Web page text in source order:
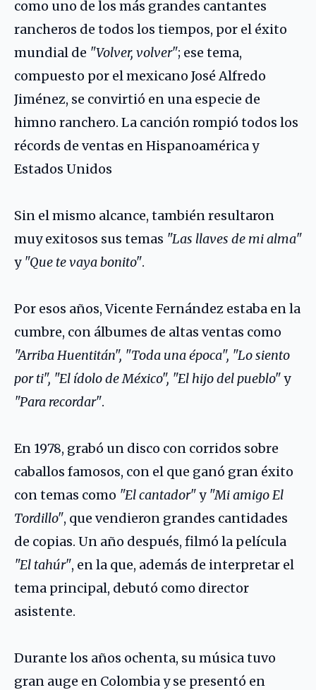
como uno de los más grandes cantantes
rancheros de todos los tiempos, por el éxito
mundial de "Volver, volver"; ese tema,
compuesto por el mexicano José Alfredo
Jiménez, se convirtió en una especie de
himno ranchero. La canción rompió todos los
récords de ventas en Hispanoamérica y
Estados Unidos
Sin el mismo alcance, también resultaron
muy exitosos sus temas "Las llaves de mi alma"
y "Que te vaya bonito".
Por esos años, Vicente Fernández estaba en la
cumbre, con álbumes de altas ventas como
"Arriba Huentitán", "Toda una época", "Lo siento
por ti", "El ídolo de México", "El hijo del pueblo"y
"Para recordar".
En 1978, grabó un disco con corridos sobre
caballos famosos, con el que ganó gran éxito
con temas como "El cantador"y "Mi amigo El
Tordillo", que vendieron grandes cantidades
de copias. Un año después, filmó la película
"El tahúr", en la que, además de interpretar el
tema principal, debutó como director
asistente.
Durante los años ochenta, su música tuvo
gran auge en Colombia y se presentó en